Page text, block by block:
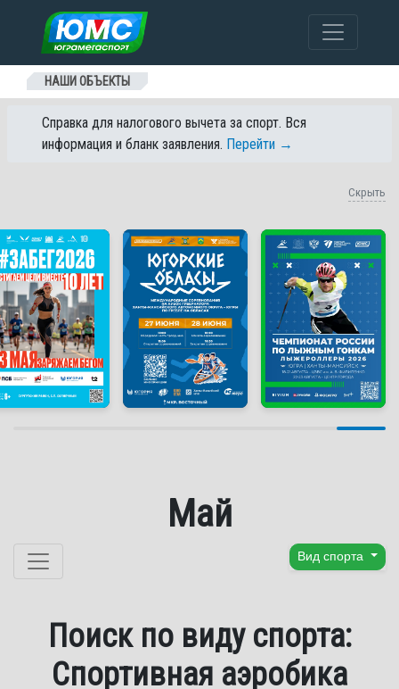
Перейти к содержанию
НАШИ ОБЪЕКТЫ
Справка для налогового вычета за спорт. Вся
информация и бланк заявления. Перейти →
Скрыть
Май
Перейти к содержанию Вид спорта
Поиск по виду спорта:
Спортивная аэробика